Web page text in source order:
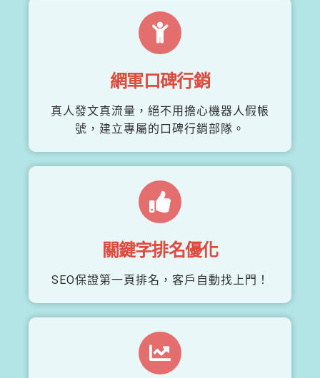
網軍口碑行銷
真人發文真流量，絕不用擔心機器人假帳
號，建立專屬的口碑行銷部隊。
關鍵字排名優化
SEO保證第一頁排名，客戶自動找上門！